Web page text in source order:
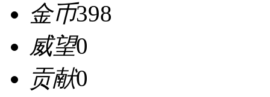
金币398
威望0
贡献0